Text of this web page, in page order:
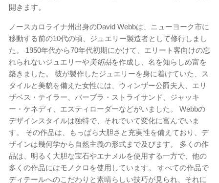
開きます。
ノースカロライナ州出身のDavid Webbは、ニューヨーク市に
移動する前の10代の頃、ジュエリー製造者として修行しまし
た。 1950年代から70年代初期にかけて、エリート客向けの忘
れられないジュエリーや美術品を作成し、名を知らしめ富を
築きました。 彼が製作したジュエリーを身に着けていた、ス
タイルと美貌を備えた女性には、ウィンザー公爵夫人、エリ
ザベス・テイラー、バーブラ・ストライサンド、ジャッキ
ー・ケネディ、エスティローダーなどがいました。 Webbの
デザインスタイルは独特で、それでいて変化に富んでいま
す。 その作品は、もっぱら大胆さと充実性を備えており、デ
ザインは幾何学から自然主義の形式まで及びます。 多くの作
品は、明るく大胆な宝石やエナメルを使用する一方で、他の
多くの作品にはモノクロを使用しています。 すべての作品で
ディテールへのこだわりと素晴らしい技巧が見られ、それに